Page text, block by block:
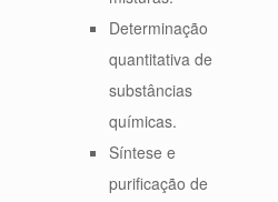
Determinação
quantitativa de
substâncias
químicas.
Síntese e
purificação de